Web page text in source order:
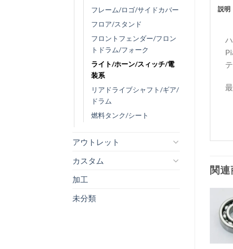
フレーム/ロゴ/サイドカバー
フロア/スタンド
フロントフェンダー/フロン
トドラム/フォーク
ライト/ホーン/スィッチ/電
装系
リアドライブシャフト/ギア/
ドラム
燃料タンク/シート
アウトレット
カスタム
加工
未分類
説明
関連